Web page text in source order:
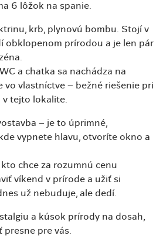
6 lôžok na spanie.
krb, plynovú bombu. Stojí v
obklopenom prírodou a je len pár
a chatka sa nachádza na
vo vlastníctve – bežné riešenie pri
tejto lokalite.
– je to úprimné,
vypnete hlavu, otvoríte okno a
chce za rozumnú cenu
víkend v prírode a užiť si
už nebuduje, ale dedí.
a kúsok prírody na dosah,
pre vás.